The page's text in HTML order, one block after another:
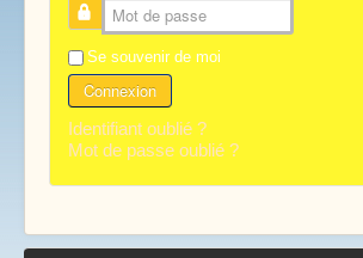
Mot de passe
Se souvenir de moi
Connexion
Identifiant oublié ?
Mot de passe oublié ?